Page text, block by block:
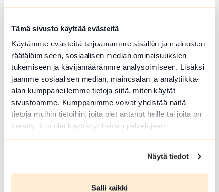
Tämä sivusto käyttää evästeitä
Käytämme evästeitä tarjoamamme sisällön ja mainosten
räätälöimiseen, sosiaalisen median ominaisuuksien
tukemiseen ja kävijämäärämme analysoimiseen. Lisäksi
jaamme sosiaalisen median, mainosalan ja analytiikka-
alan kumppaneillemme tietoja siitä, miten käytät
sivustoamme. Kumppanimme voivat yhdistää näitä
tietoja muihin tietoihin, joita olet antanut heille tai joita on
kerätty, kun olet käyttänyt heidän palvelujaan.
Näytä tiedot
Salli kaikki
Vuoksela juhla
Tammela
Vuoksela-Seura ry toivottaa lämpimästi
tervetulleiksi viettämään Vuoksela-
seuran kirkkopyhää ja Vuoksela juhlaa
Tammelaan.
Lue lisää tapahtumasta Vuoksela juhla